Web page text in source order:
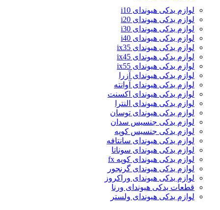
لوازم یدکی هیوندای i10
لوازم یدکی هیوندای i20
لوازم یدکی هیوندای i30
لوازم یدکی هیوندای i40
لوازم یدکی هیوندای ix35
لوازم یدکی هیوندای ix45
لوازم یدکی هیوندای ix55
لوازم یدکی هیوندای آزرا
لوازم یدکی هیوندای آوانته
لوازم یدکی هیوندای اکسنت
لوازم یدکی هیوندای النترا
لوازم یدکی هیوندای توسان
لوازم یدکی جنسیس سدان
لوازم یدکی جنسیس کوپه
لوازم یدکی هیوندای سانتافه
لوازم یدکی هیوندای سوناتا
لوازم یدکی هیوندای کوپه fx
لوازم یدکی هیوندای گرنجور
لوازم یدکی هیوندای وراکروز
قطعات یدکی هیوندای ورنا
لوازم یدکی هیوندای ولستر